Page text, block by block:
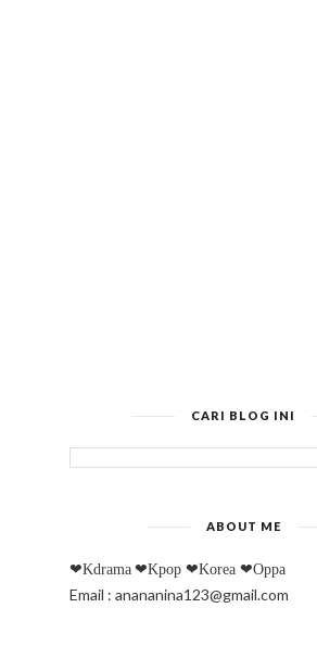
CARI BLOG INI
ABOUT ME
❤Kdrama ❤Kpop ❤Korea ❤Oppa
Email : anananina123@gmail.com